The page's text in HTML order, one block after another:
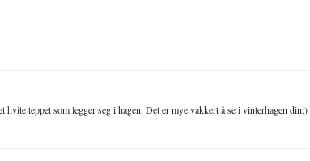
teppet som legger seg i hagen. Det er mye vakkert å se i vinterhagen din:)